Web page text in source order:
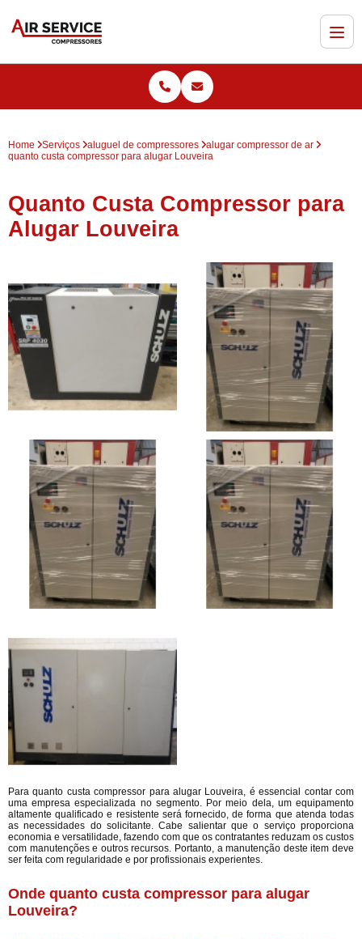
Home Serviços aluguel de compressores
alugar compressor de ar
quanto custa compressor para alugar Louveira
Quanto Custa Compressor para
Alugar Louveira
Para quanto custa compressor para alugar Louveira, é essencial contar com
uma empresa especializada no segmento. Por meio dela, um equipamento
altamente qualificado e resistente será fornecido, de forma que atenda todas
as necessidades do solicitante. Cabe salientar que o serviço proporciona
economia e versatilidade, fazendo com que os contratantes reduzam os custos
com manutenções e outros recursos. Portanto, a manutenção deste item deve
ser feita com regularidade e por profissionais experientes.
Onde quanto custa compressor para alugar
Louveira?